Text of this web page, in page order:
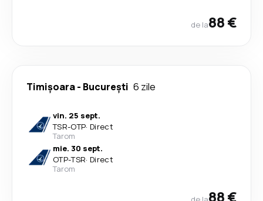
de la88 €
Timișoara- București 6 zile
vin. 25 sept.
TSR-OTP· Direct
Tarom
mie. 30 sept.
OTP-TSR· Direct
Tarom
88 €